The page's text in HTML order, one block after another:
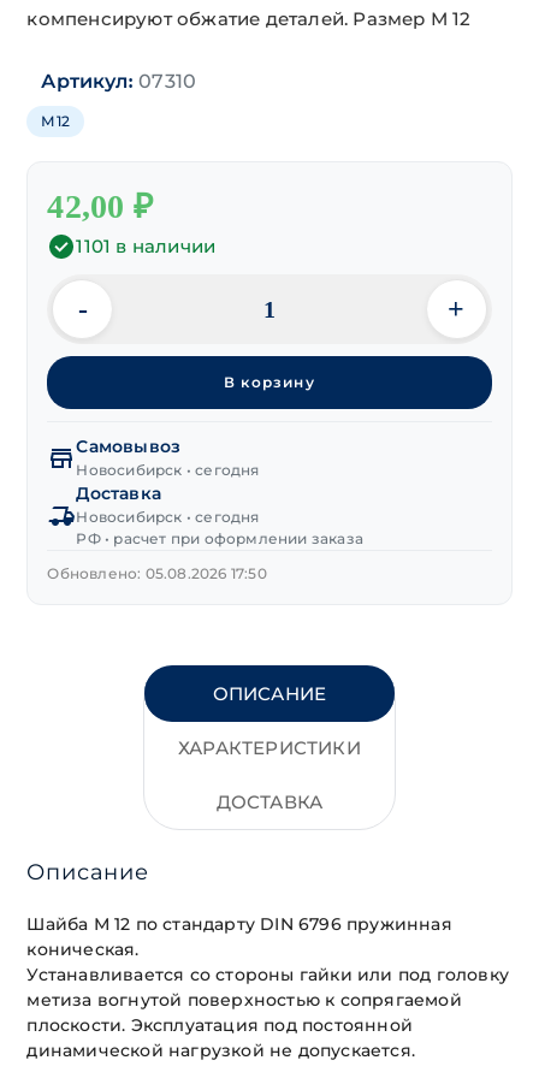
компенсируют обжатие деталей. Размер М 12
Артикул: 07310
М12
42,00 ₽
1101 в наличии
Количество
товара
Шайба
тарельчатая
М12
- +
В корзину
Самовывоз
Новосибирск • сегодня
Доставка
Новосибирск • сегодня
РФ • расчет при оформлении заказа
Обновлено: 05.08.2026 17:50
ОПИСАНИЕ
ХАРАКТЕРИСТИКИ
ДОСТАВКА
Описание
Шайба М 12 по стандарту DIN 6796 пружинная
коническая.
Устанавливается со стороны гайки или под головку
метиза вогнутой поверхностью к сопрягаемой
плоскости. Эксплуатация под постоянной
динамической нагрузкой не допускается.